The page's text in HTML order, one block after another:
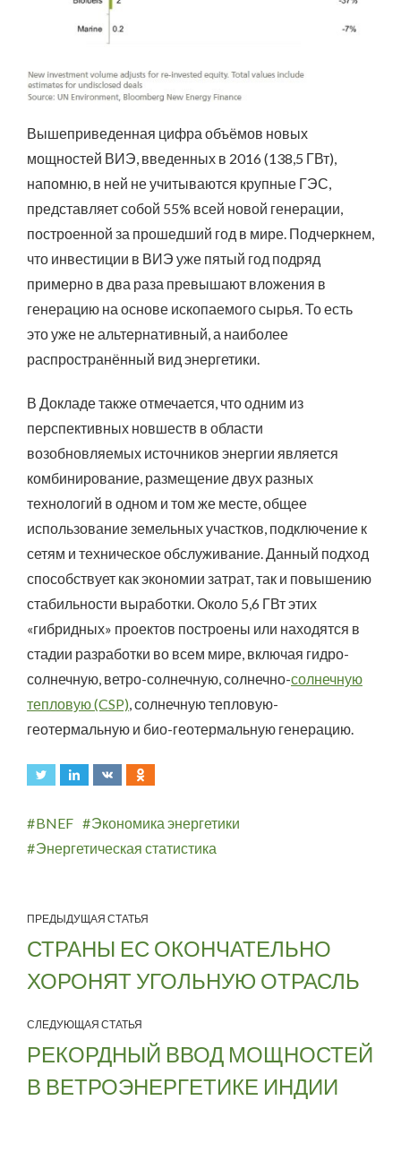
Вышеприведенная цифра объёмов новых
мощностей ВИЭ, введенных в 2016 (138,5 ГВт),
напомню, в ней не учитываются крупные ГЭС,
представляет собой 55% всей новой генерации,
построенной за прошедший год в мире. Подчеркнем,
что инвестиции в ВИЭ уже пятый год подряд
примерно в два раза превышают вложения в
генерацию на основе ископаемого сырья. То есть
это уже не альтернативный, а наиболее
распространённый вид энергетики.
В Докладе также отмечается, что одним из
перспективных новшеств в области
возобновляемых источников энергии является
комбинирование, размещение двух разных
технологий в одном и том же месте, общее
использование земельных участков, подключение к
сетям и техническое обслуживание. Данный подход
способствует как экономии затрат, так и повышению
стабильности выработки. Около 5,6 ГВт этих
«гибридных» проектов построены или находятся в
стадии разработки во всем мире, включая гидро-
солнечную, ветро-солнечную, солнечно-солнечную
тепловую (CSP), солнечную тепловую-
геотермальную и био-геотермальную генерацию.
BNEF
Экономика энергетики
Энергетическая статистика
ПРЕДЫДУЩАЯ СТАТЬЯ
СТРАНЫ ЕС ОКОНЧАТЕЛЬНО
ХОРОНЯТ УГОЛЬНУЮ ОТРАСЛЬ
СЛЕДУЮЩАЯ СТАТЬЯ
РЕКОРДНЫЙ ВВОД МОЩНОСТЕЙ
В ВЕТРОЭНЕРГЕТИКЕ ИНДИИ